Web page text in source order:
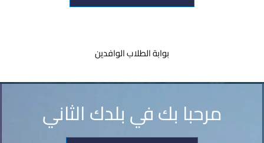
بوابة الطلاب الوافدين
مرحبا بك في بلدك الثاني